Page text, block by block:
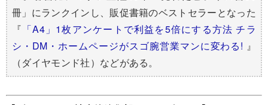
冊」にランクインし、販促書籍のベストセラーとなった
『 「A4」1枚アンケートで利益を5倍にする方法 チラ
シ・DM・ホームページがスゴ腕営業マンに変わる! 』
（ダイヤモンド社）などがある。